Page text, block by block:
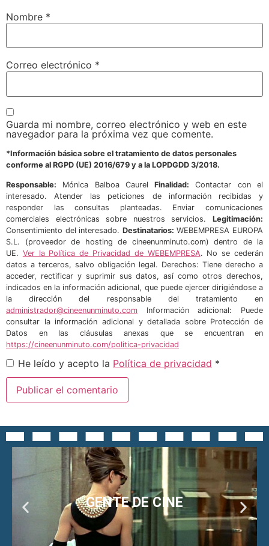
Nombre *
Correo electrónico *
Guarda mi nombre, correo electrónico y web en este
navegador para la próxima vez que comente.
*Información básica sobre el tratamiento de datos personales
conforme al RGPD (UE) 2016/679 y a la LOPDGDD 3/2018.
Responsable: Mónica Balboa CaurelFinalidad: Contactar con el
interesado. Atender las peticiones de información recibidas y
responder las consultas planteadas. Enviar comunicaciones
comerciales electrónicas sobre nuestros servicios. Legitimación:
Consentimiento del interesado. Destinatarios: WEBEMPRESA EUROPA
S.L. (proveedor de hosting de cineenunminuto.com) dentro de la
UE. Ver la Política de Privacidad de WEBEMPRESA. No se cederán
datos a terceros, salvo obligación legal. Derechos: Tiene derecho a
acceder, rectificar y suprimir sus datos, así como otros derechos,
indicados en la información adicional, que puede ejercer dirigiéndose a
la dirección del responsable del tratamiento en
administrador@cineenunminuto.com Información adicional: Puede
consultar la información adicional y detallada sobre Protección de
Datos en las cláusulas anexas que se encuentran en
https://cineenunminuto.com/politica-privacidad
He leído y acepto la Política de privacidad *
GENTE DE CINE